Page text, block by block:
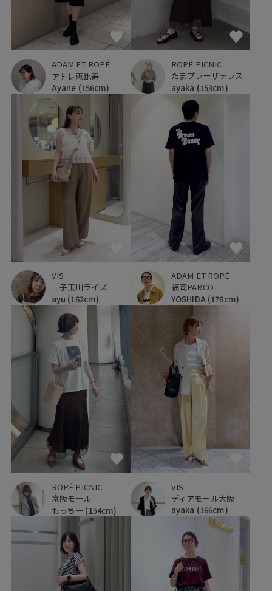
ADAM ET ROPÉ
アトレ恵比寿
Ayane (156cm)
ROPÉ PICNIC
たまプラーザテラス
ayaka (153cm)
VIS
二子玉川ライズ
ayu (162cm)
ADAM ET ROPÉ
福岡PARCO
YOSHIDA (176cm)
ROPÉ PICNIC
京阪モール
もっちー (154cm)
VIS
ディアモール大阪
ayaka (166cm)